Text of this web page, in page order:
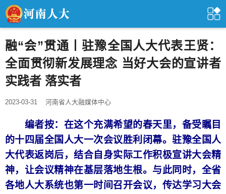
融“会”贯通丨驻豫全国人大代表王贤：
全面贯彻新发展理念 当好大会的宣讲者
实践者 落实者
2023-03-31 河南省人大融媒体中心
编者按：在这个充满希望的春天里，备受瞩目
的十四届全国人大一次会议胜利闭幕。驻豫全国人
大代表返岗后，结合自身实际工作积极宣讲大会精
神，让会议精神在基层落地生根。与此同时，全省
各地人大系统也第一时间召开会议，传达学习大会